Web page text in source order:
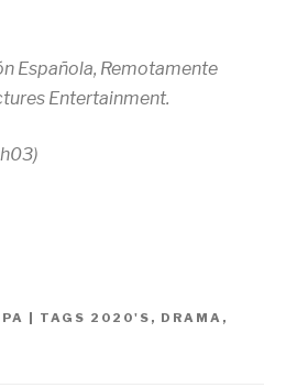
Española, Remotamente
Entertainment.
| TAGS 2020'S , DRAMA ,